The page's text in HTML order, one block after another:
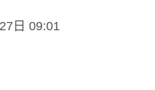
日 09:01